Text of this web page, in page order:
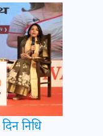
निधि